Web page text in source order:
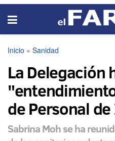
Inicio » Sanidad
La Delegación
de Personal
Sabrina Moh se ha